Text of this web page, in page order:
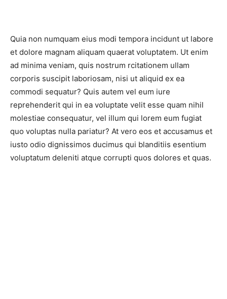
Quia non numquam eius modi tempora incidunt ut labore
et dolore magnam aliquam quaerat voluptatem. Ut enim
ad minima veniam, quis nostrum rcitationem ullam
corporis suscipit laboriosam, nisi ut aliquid ex ea
commodi sequatur? Quis autem vel eum iure
reprehenderit qui in ea voluptate velit esse quam nihil
molestiae consequatur, vel illum qui lorem eum fugiat
quo voluptas nulla pariatur? At vero eos et accusamus et
iusto odio dignissimos ducimus qui blanditiis esentium
voluptatum deleniti atque corrupti quos dolores et quas.